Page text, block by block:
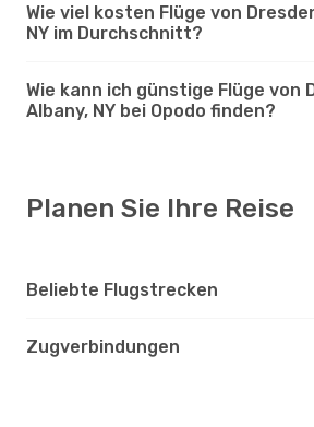
Wie viel kosten Flüge von
NY im Durchschnitt?
Wie kann ich günstige Flüge von
Albany, NY bei Opodo finden?
Planen Sie Ihre Reise
Beliebte Flugstrecken
Zugverbindungen